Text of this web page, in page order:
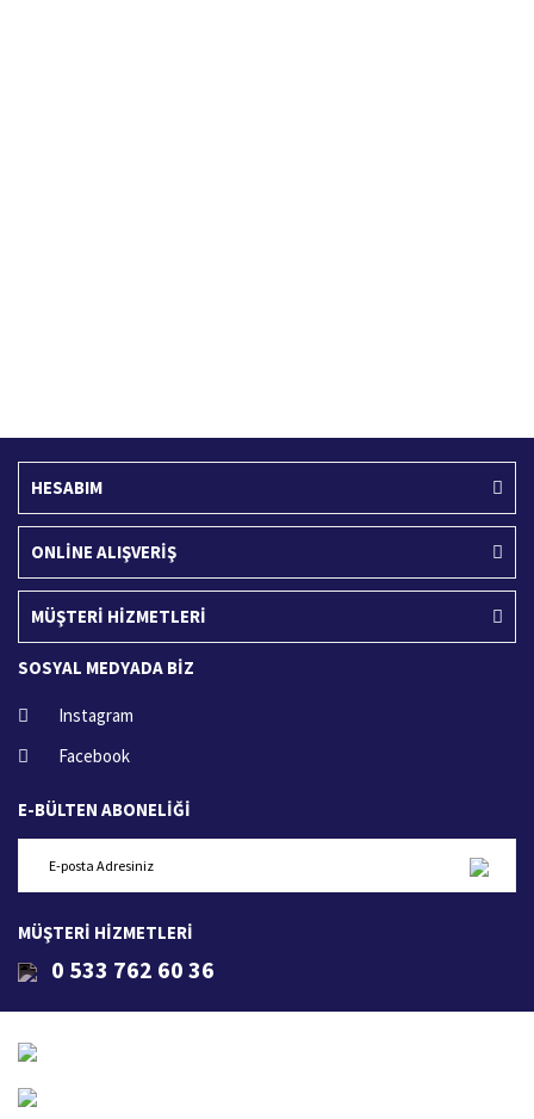
HESABIM
ONLİNE ALIŞVERİŞ
MÜŞTERİ HİZMETLERİ
SOSYAL MEDYADA BİZ
Instagram
Facebook
E-BÜLTEN ABONELİĞİ
MÜŞTERİ HİZMETLERİ
0 533 762 60 36